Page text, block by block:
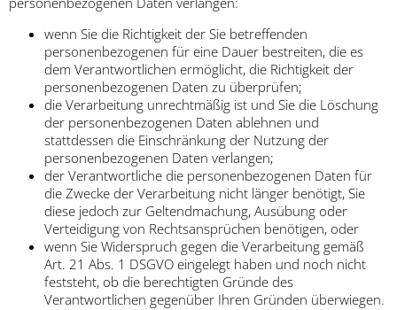
wenn Sie die Richtigkeit der Sie betreffenden
personenbezogenen für eine Dauer bestreiten, die es
dem Verantwortlichen ermöglicht, die Richtigkeit der
personenbezogenen Daten zu überprüfen;
die Verarbeitung unrechtmäßig ist und Sie die Löschung
der personenbezogenen Daten ablehnen und
stattdessen die Einschränkung der Nutzung der
personenbezogenen Daten verlangen;
der Verantwortliche die personenbezogenen Daten für
die Zwecke der Verarbeitung nicht länger benötigt, Sie
diese jedoch zur Geltendmachung, Ausübung oder
Verteidigung von Rechtsansprüchen benötigen, oder
wenn Sie Widerspruch gegen die Verarbeitung gemäß
Art. 21 Abs. 1 DSGVO eingelegt haben und noch nicht
feststeht, ob die berechtigten Gründe des
Verantwortlichen gegenüber Ihren Gründen überwiegen.